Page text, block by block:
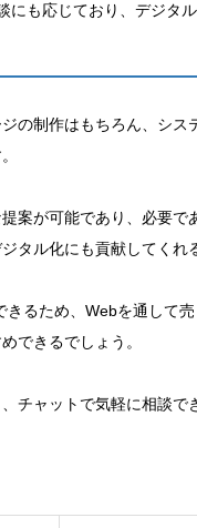
にも応じており、デジタ
の制作はもちろん、シス
案が可能であり、必要で
タル化にも貢献してくれ
きるため、Webを通して
できるでしょう。
チャットで気軽に相談で